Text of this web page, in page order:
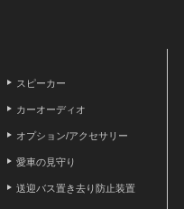
スピーカー
カーオーディオ
オプション/アクセサリー
愛車の見守り
送迎バス置き去り防止装置